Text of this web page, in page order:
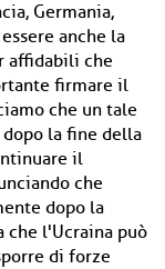
Germania,
anche la
affidabili che
firmare il
che un tale
la fine della
il
che
dopo la
che l'Ucraina può
di forze